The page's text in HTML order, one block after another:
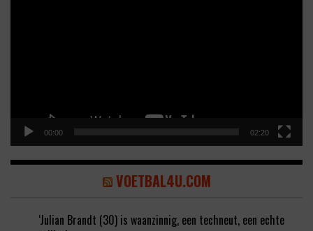
00:00 02:20
VOETBAL4U.COM
‘Julian Brandt (30) is waanzinnig, een techneut, een echte